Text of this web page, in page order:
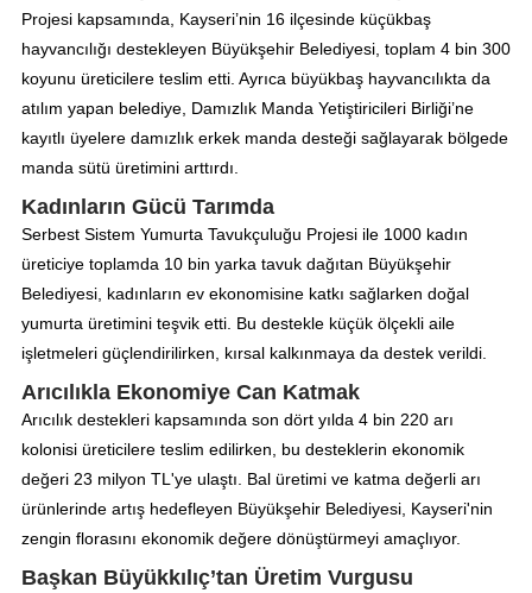
Projesi kapsamında, Kayseri’nin 16 ilçesinde küçükbaş
hayvancılığı destekleyen Büyükşehir Belediyesi, toplam 4 bin 300
koyunu üreticilere teslim etti. Ayrıca büyükbaş hayvancılıkta da
atılım yapan belediye, Damızlık Manda Yetiştiricileri Birliği’ne
kayıtlı üyelere damızlık erkek manda desteği sağlayarak bölgede
manda sütü üretimini arttırdı.
Kadınların Gücü Tarımda
Serbest Sistem Yumurta Tavukçuluğu Projesi ile 1000 kadın
üreticiye toplamda 10 bin yarka tavuk dağıtan Büyükşehir
Belediyesi, kadınların ev ekonomisine katkı sağlarken doğal
yumurta üretimini teşvik etti. Bu destekle küçük ölçekli aile
işletmeleri güçlendirilirken, kırsal kalkınmaya da destek verildi.
Arıcılıkla Ekonomiye Can Katmak
Arıcılık destekleri kapsamında son dört yılda 4 bin 220 arı
kolonisi üreticilere teslim edilirken, bu desteklerin ekonomik
değeri 23 milyon TL'ye ulaştı. Bal üretimi ve katma değerli arı
ürünlerinde artış hedefleyen Büyükşehir Belediyesi, Kayseri'nin
zengin florasını ekonomik değere dönüştürmeyi amaçlıyor.
Başkan Büyükkılıç’tan Üretim Vurgusu